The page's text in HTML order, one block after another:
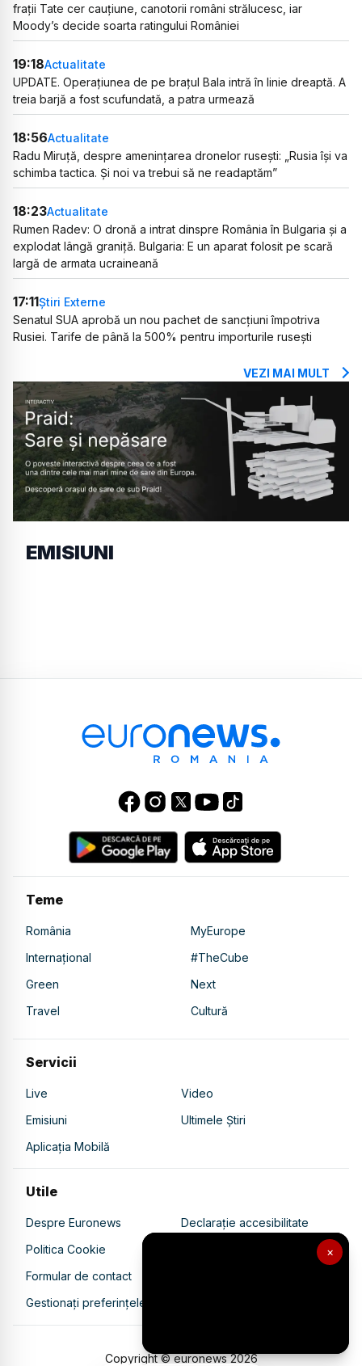
×
frații Tate cer cauțiune, canotorii români strălucesc, iar
Moody’s decide soarta ratingului României
19:18Actualitate
UPDATE. Operațiunea de pe brațul Bala intră în linie dreaptă. A
treia barjă a fost scufundată, a patra urmează
18:56Actualitate
Radu Miruță, despre amenințarea dronelor rusești: „Rusia își va
schimba tactica. Și noi va trebui să ne readaptăm”
18:23Actualitate
Rumen Radev: O dronă a intrat dinspre România în Bulgaria și a
explodat lângă graniță. Bulgaria: E un aparat folosit pe scară
largă de armata ucraineană
17:11Știri Externe
Senatul SUA aprobă un nou pachet de sancțiuni împotriva
Rusiei. Tarife de până la 500% pentru importurile rusești
VEZI MAI MULT
EMISIUNI
Teme
România
MyEurope
Internațional
#TheCube
Green
Next
Travel
Cultură
Servicii
Live
Video
Emisiuni
Ultimele Știri
Aplicația Mobilă
Utile
Despre Euronews
Declarație accesibilitate
Politica Cookie
Politica de confidențialitate
Formular de contact
Gestionați preferințele
Copyright © euronews2026